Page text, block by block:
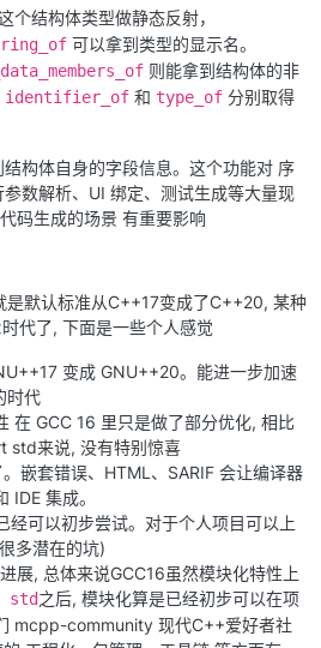
= std::meta::
<<
( 0) << ": " << field_type
1 ) << ": " << field_type
个结构体类型做静态反射，
可以拿到类型的显示名。
则能拿到结构体的非
identifier_of 和 type_of 分别取得
构体自身的字段信息。这个功能对 序
数解析、UI 绑定、测试生成等大量现
码生成的场景 有重要影响
是默认标准从C++17变成了C++20, 某种
代了, 下面是一些个人感觉
变成 GNU++20。能进一步加速
时代
在 GCC 16 里只是做了部分优化, 相比
std来说, 没有特别惊喜
嵌套错误、HTML、SARIF 会让编译器
IDE 集成。
可以初步尝试。对于个人项目可以上
多潜在的坑)
展, 总体来说GCC16虽然模块化特性上
std之后, 模块化算是已经初步可以在项
mcpp-community 现代C++爱好者社